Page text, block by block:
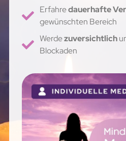
Erfahredauerhafte
gewünschten Bereich
Werdezuversichtlich
Blockaden